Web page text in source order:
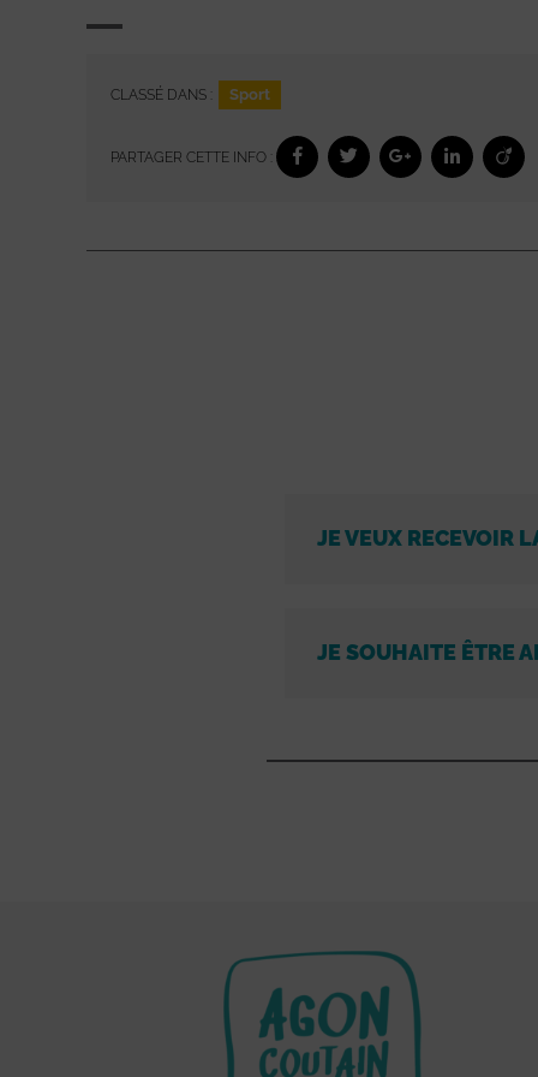
CLASSÉ DANS : Sport
PARTAGER CETTE INFO :
JE VEUX RECEVOIR
JE SOUHAITE ÊTRE